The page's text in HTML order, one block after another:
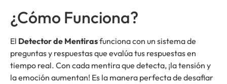
¿Cómo Funciona?
El Detector de Mentirasfunciona con un sistema de
preguntas y respuestas que evalúa tus respuestas en
tiempo real. Con cada mentira que detecta, ¡la tensión y
la emoción aumentan! Es la manera perfecta de desafiar